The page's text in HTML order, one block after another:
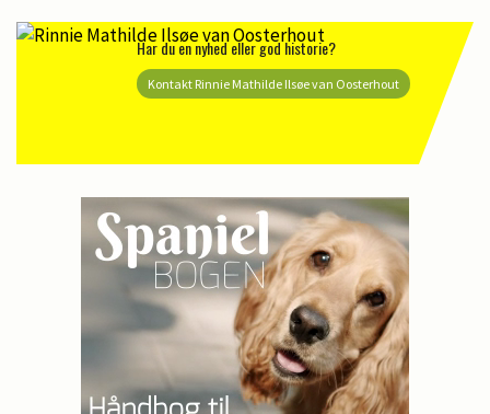
Har du en nyhed eller god historie?
Kontakt Rinnie Mathilde Ilsøe van Oosterhout